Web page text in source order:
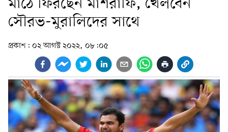
মাঠে ফিরছেন মাশরাফি, খেলবেন
সৌরভ-মুরালিদের সাথে
প্রকাশ: ০২ আগস্ট ২০২২, ০৮:০৫